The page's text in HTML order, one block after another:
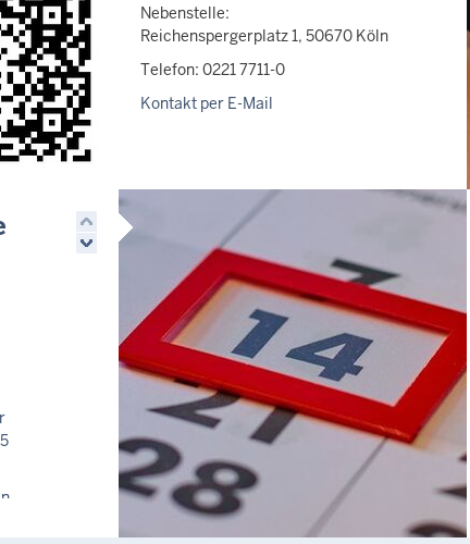
Nebenstelle:
Reichenspergerplatz 1, 50670 Köln
Telefon: 0221 7711-0
Kontakt per E-Mail